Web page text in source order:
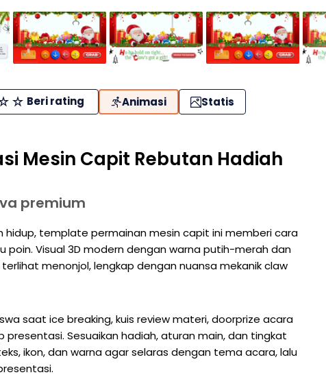
Beri rating Animasi Statis
Mesin Capit Rebutan Hadiah
premium
hidup, template permainan mesin capit ini memberi cara
poin. Visual 3D modern dengan warna putih-merah dan
menonjol, lengkap dengan nuansa mekanik claw
saat ice breaking, kuis review materi, doorprize acara
Sesuaikan hadiah, aturan main, dan tingkat
ikon, dan warna agar selaras dengan tema acara, lalu